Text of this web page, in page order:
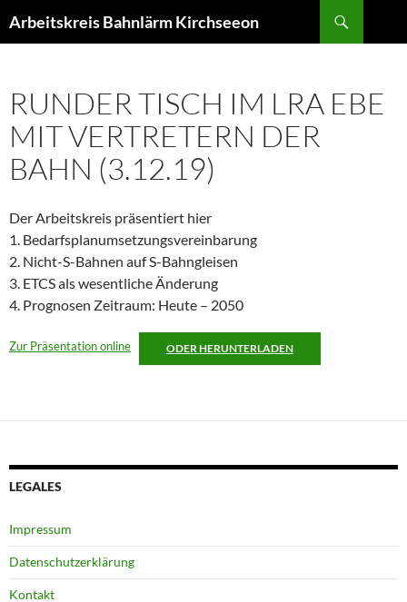
Inhalt
Arbeitskreis Bahnlärm Kirchseeon
RUNDER TISCH IM LRA EBE
MIT VERTRETERN DER
BAHN (3.12.19)
Der Arbeitskreis präsentiert hier
1. Bedarfsplanumsetzungsvereinbarung
2. Nicht-S-Bahnen auf S-Bahngleisen
3. ETCS als wesentliche Änderung
4. Prognosen Zeitraum: Heute – 2050
Zur Präsentation online ODER HERUNTERLADEN
LEGALES
Impressum
Datenschutzerklärung
Kontakt